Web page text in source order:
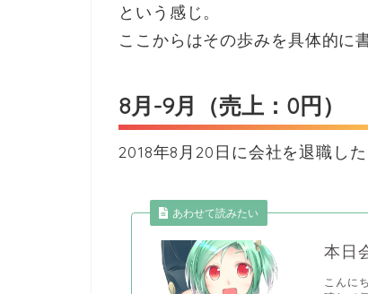
という感じ。
ここからはその歩みを具体的に
8月-9月（売上：0円）
2018年8月20日に会社を退職し
あわせて読みたい
本日
こんに